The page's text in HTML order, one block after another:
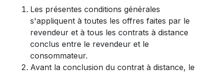
Les présentes conditions générales
s'appliquent à toutes les offres faites par le
revendeur et à tous les contrats à distance
conclus entre le revendeur et le
consommateur.
Avant la conclusion du contrat à distance, le